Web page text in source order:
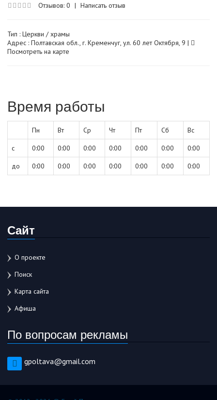
Отзывов: 0 | Написать отзыв
Тип : Церкви / храмы
Адрес : Полтавская обл., г. Кременчуг, ул. 60 лет Октября, 9 |
Посмотреть на карте
Время работы
Пн Вт Ср Чт Пт Сб Вс
с 0:00 0:00 0:00 0:00 0:00 0:00 0:00
до 0:00 0:00 0:00 0:00 0:00 0:00 0:00
Сайт
О проекте
Поиск
Карта сайта
Афиша
По вопросам рекламы
gpoltava@gmail.com